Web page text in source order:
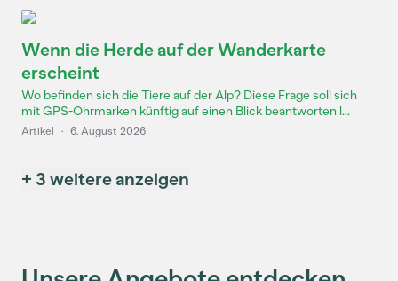
Wenn die Herde auf der Wanderkarte
erscheint
Wo befinden sich die Tiere auf der Alp? Diese Frage soll sich
mit GPS-Ohrmarken künftig auf einen Blick beantworten l...
Artikel · 6. August 2026
+ 3 weitere anzeigen